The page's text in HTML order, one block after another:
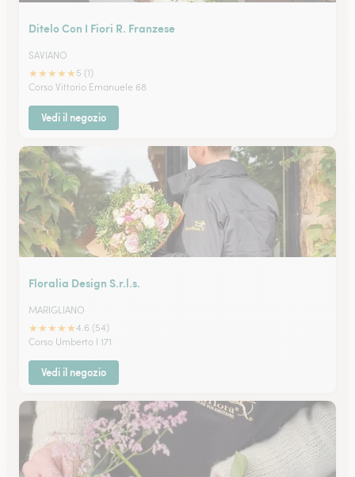
Ditelo Con I Fiori R. Franzese
SAVIANO
★★★★★ 5 (1)
Corso Vittorio Emanuele 68
Vedi il negozio
Floralia Design S.r.l.s.
MARIGLIANO
★★★★★4.6 (54)
Corso Umberto I 171
Vedi il negozio